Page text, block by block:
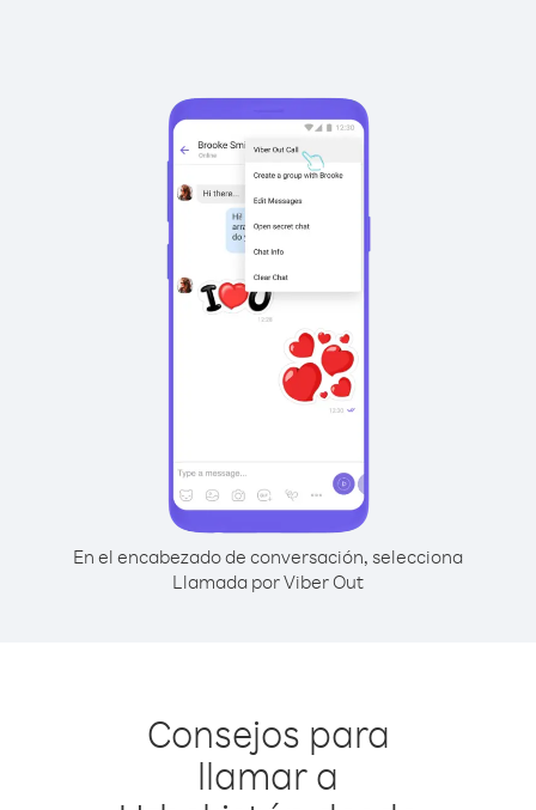
En el encabezado de conversación, selecciona
Llamada por Viber Out
Consejos para
llamar a